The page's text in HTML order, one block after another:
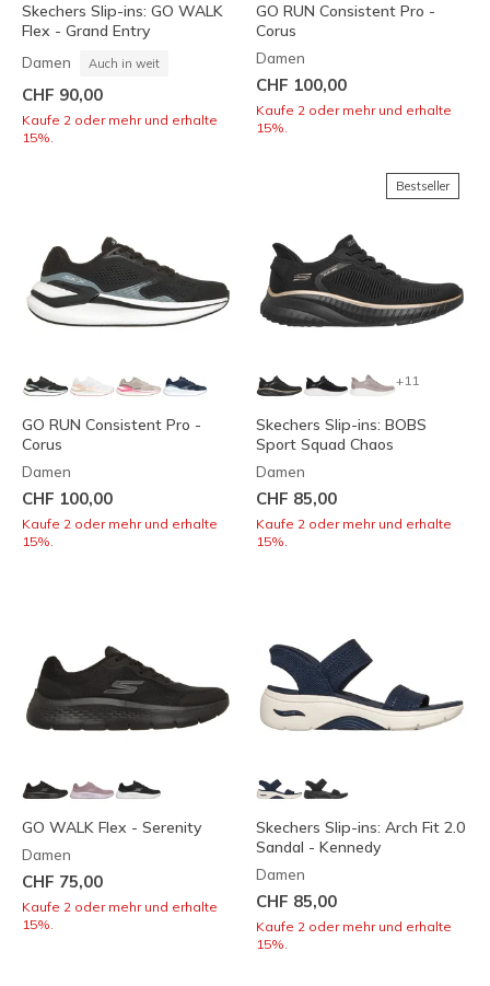
Skechers Slip-ins: GO WALK
Flex - Grand Entry
Damen Auch in weit
CHF 90,00
Kaufe 2 oder mehr und erhalte
15%.
GO RUN Consistent Pro -
Corus
Damen
CHF 100,00
Kaufe 2 oder mehr und erhalte
15%.
GO RUN Consistent Pro -
Corus
Damen
CHF 100,00
Kaufe 2 oder mehr und erhalte
15%.
Bestseller
+11
Skechers Slip-ins: BOBS
Sport Squad Chaos
Damen
CHF 85,00
Kaufe 2 oder mehr und erhalte
15%.
GO WALK Flex - Serenity
Damen
CHF 75,00
Kaufe 2 oder mehr und erhalte
15%.
Skechers Slip-ins: Arch Fit 2.0
Sandal - Kennedy
Damen
CHF 85,00
Kaufe 2 oder mehr und erhalte
15%.